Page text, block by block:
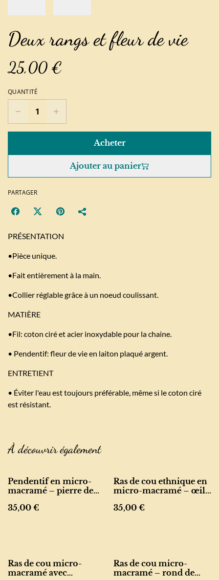
Deux rangs et fleur de vie
25,00 €
QUANTITÉ
Acheter
Ajouter au panier
PARTAGER
PRÉSENTATION
•Pièce unique.
•Fait entièrement à la main.
•Collier réglable grâce à un noeud coulissant.
MATIÈRE
•Fil: coton ciré et acier inoxydable pour la chaine.
• Pendentif: fleur de vie en laiton plaqué argent.
ENTRETIENT
• Éviter l'eau est toujours préférable, même si le coton ciré
est résistant.
À découvrir également
Pendentif en micro-
macramé – pierre de
35,00 €
Ras de cou ethnique en
micro-macramé – œil
de coco
35,00 €
Ras de cou micro-
macramé avec
Ras de cou micro-
macramé – rond de